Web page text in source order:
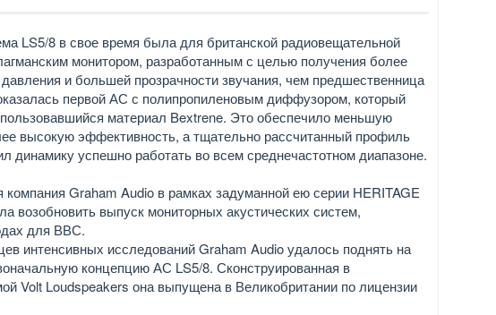
LS5/8 в свое время была для британской радиовещательной
монитором, разработанным с целью получения более
давления и большей прозрачности звучания, чем предшественница
первой АС с полипропиленовым диффузором, который
материал Bextrene. Это обеспечило меньшую
высокую эффективность, а тщательно рассчитанный профиль
динамику успешно работать во всем среднечастотном диапазоне.
компания Graham Audio в рамках задуманной ею серии HERITAGE
возобновить выпуск мониторных акустических систем,
для ВВС.
интенсивных исследований Graham Audio удалось поднять на
концепцию АС LS5/8. Сконструированная в
Volt Loudspeakers она выпущена в Великобритании по лицензии